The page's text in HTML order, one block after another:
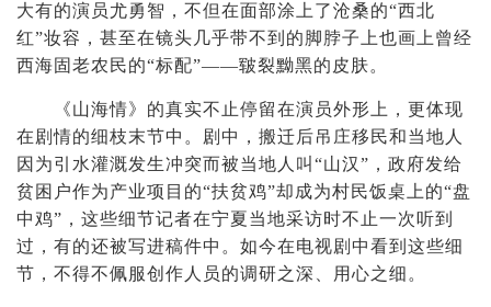
大有的演员尤勇智，不但在面部涂上了沧桑的“西北
红”妆容，甚至在镜头几乎带不到的脚脖子上也画上曾经
西海固老农民的“标配”——皲裂黝黑的皮肤。
《山海情》的真实不止停留在演员外形上，更体现
在剧情的细枝末节中。剧中，搬迁后吊庄移民和当地人
因为引水灌溉发生冲突而被当地人叫“山汉”，政府发给
贫困户作为产业项目的“扶贫鸡”却成为村民饭桌上的“盘
中鸡”，这些细节记者在宁夏当地采访时不止一次听到
过，有的还被写进稿件中。如今在电视剧中看到这些细
节，不得不佩服创作人员的调研之深、用心之细。